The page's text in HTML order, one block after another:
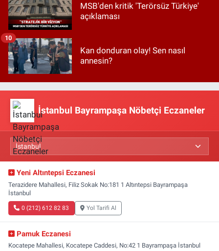
MSB'den kritik 'Terörsüz Türkiye'
açıklaması
Kan donduran olay! Sen nasıl
annesin?
10
İstanbul Bayrampaşa Nöbetçi Eczaneler
Yeni Altıntepsi Eczanesi
Terazidere Mahallesi, Filiz Sokak No:181 1 Altıntepsi Bayrampaşa
İstanbul
0 (212) 612 82 83 Yol Tarifi Al
Pamuk Eczanesi
Kocatepe Mahallesi, Kocatepe Caddesi, No:42 1 Bayrampaşa İstanbul